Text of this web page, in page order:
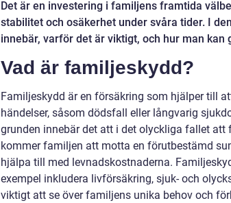
Det är en investering i familjens framtida
stabilitet och osäkerhet under svåra tider. I
innebär, varför det är viktigt, och hur man
Vad är familjeskydd?
Familjeskydd är en försäkring som hjälper till
händelser, såsom dödsfall eller långvarig
grunden innebär det att i det olyckliga fallet
kommer familjen att motta en förutbestämd
hjälpa till med levnadskostnaderna.
exempel inkludera livförsäkring, sjuk- och
viktigt att se över familjens unika behov och